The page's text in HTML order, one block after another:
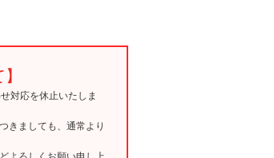
対応を休止いたしま
きましても、通常より